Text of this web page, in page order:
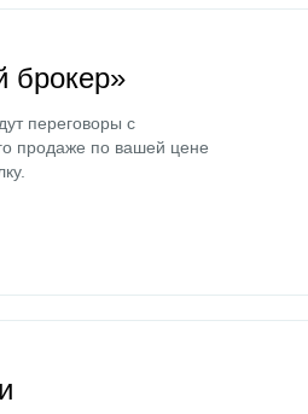
брокер»
переговоры с
продаже по вашей цене